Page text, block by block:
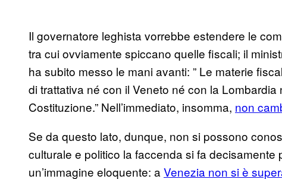
Il governatore leghista vorrebbe estendere le
tra cui ovviamente spiccano quelle fiscali; il
ha subito messo le mani avanti: ” Le materie
di trattativa né con il Veneto né con la Lombardia
Costituzione.” Nell’immediato, insomma, non
Se da questo lato, dunque, non si possono
culturale e politico la faccenda si fa
un’immagine eloquente: a Venezia non si è